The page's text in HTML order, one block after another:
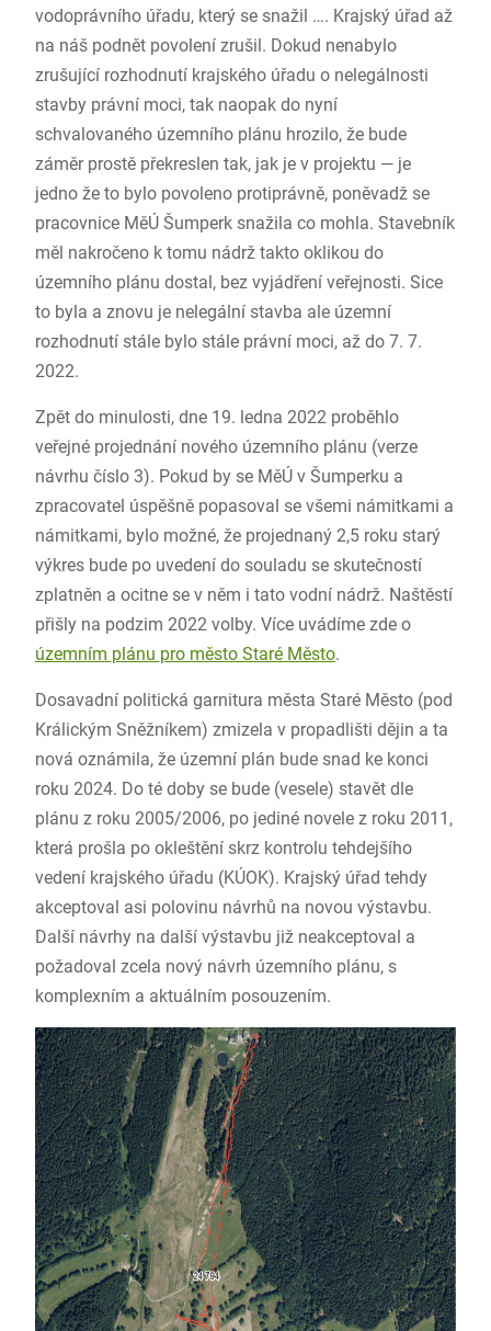
vodoprávního úřadu, který se snažil …. Krajský úřad až
na náš podnět povolení zrušil. Dokud nenabylo
zrušující rozhodnutí krajského úřadu o nelegálnosti
stavby právní moci, tak naopak do nyní
schvalovaného územního plánu hrozilo, že bude
záměr prostě překreslen tak, jak je v projektu — je
jedno že to bylo povoleno protiprávně, poněvadž se
pracovnice MěÚ Šumperk snažila co mohla. Stavebník
měl nakročeno k tomu nádrž takto oklikou do
územního plánu dostal, bez vyjádření veřejnosti. Sice
to byla a znovu je nelegální stavba ale územní
rozhodnutí stále bylo stále právní moci, až do 7. 7.
2022.
Zpět do minulosti, dne 19. ledna 2022 proběhlo
veřejné projednání nového územního plánu (verze
návrhu číslo 3). Pokud by se MěÚ v Šumperku a
zpracovatel úspěšně popasoval se všemi námitkami a
námitkami, bylo možné, že projednaný 2,5 roku starý
výkres bude po uvedení do souladu se skutečností
zplatněn a ocitne se v něm i tato vodní nádrž. Naštěstí
přišly na podzim 2022 volby. Více uvádíme zde o
územním plánu pro město Staré Město.
Dosavadní politická garnitura města Staré Město (pod
Králickým Sněžníkem) zmizela v propadlišti dějin a ta
nová oznámila, že územní plán bude snad ke konci
roku 2024. Do té doby se bude (vesele) stavět dle
plánu z roku 2005/2006, po jediné novele z roku 2011,
která prošla po okleštění skrz kontrolu tehdejšího
vedení krajského úřadu (KÚOK). Krajský úřad tehdy
akceptoval asi polovinu návrhů na novou výstavbu.
Další návrhy na další výstavbu již neakceptoval a
požadoval zcela nový návrh územního plánu, s
komplexním a aktuálním posouzením.